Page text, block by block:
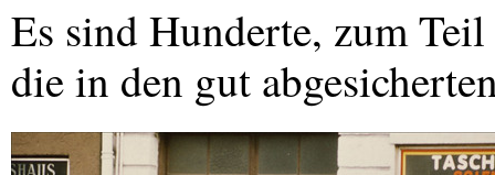
Es sind Hunderte, zum
die in den gut